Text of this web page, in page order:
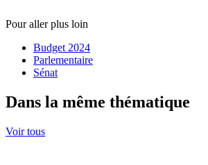
Pour aller plus loin
Budget 2024
Parlementaire
Sénat
Dans la même thématique
Voir tous